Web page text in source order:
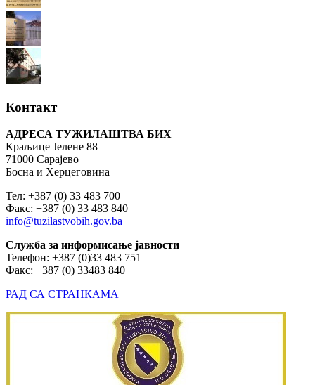
Контакт
АДРЕСА ТУЖИЛАШТВА БИХ
Краљице Јелене 88
71000 Сарајево
Босна и Херцеговина
Тел: +387 (0) 33 483 700
Факс: +387 (0) 33 483 840
info@tuzilastvobih.gov.ba
Служба за информисање јавности
Телефон: +387 (0)33 483 751
Факс: +387 (0) 33483 840
РАД СА СТРАНКАМА